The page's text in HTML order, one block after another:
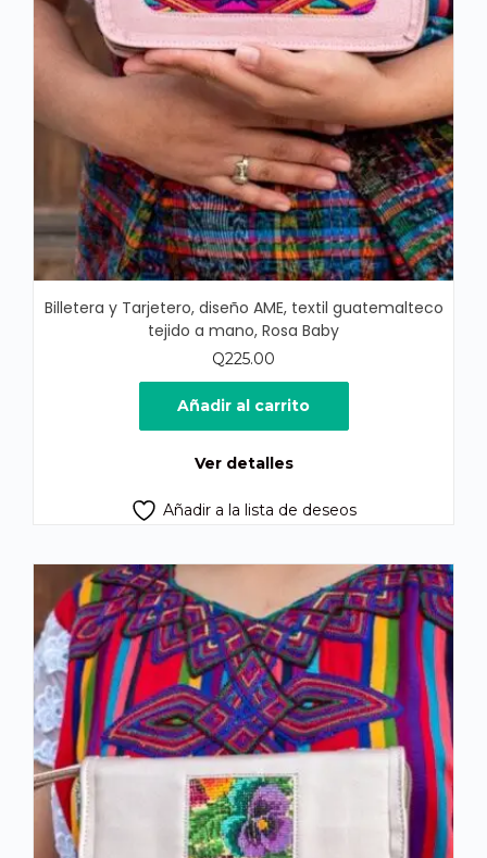
Billetera y Tarjetero, diseño AME, textil guatemalteco
tejido a mano, Rosa Baby
Q225.00
Añadir al carrito
Ver detalles
Añadir a la lista de deseos